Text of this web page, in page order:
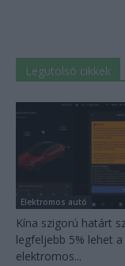
Legutolsó cikkek
Elektromos autó
Kína szigorú határt
legfeljebb 5% lehet
elektromos...